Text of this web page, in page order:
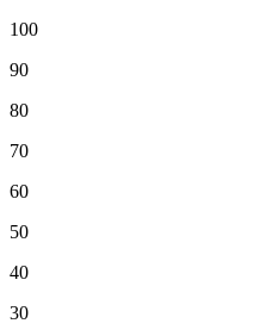
100
90
80
70
60
50
40
30